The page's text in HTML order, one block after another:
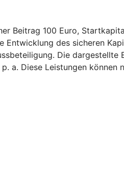
Beitrag 100 Euro,
des sicheren
Die
Diese Leistungen können